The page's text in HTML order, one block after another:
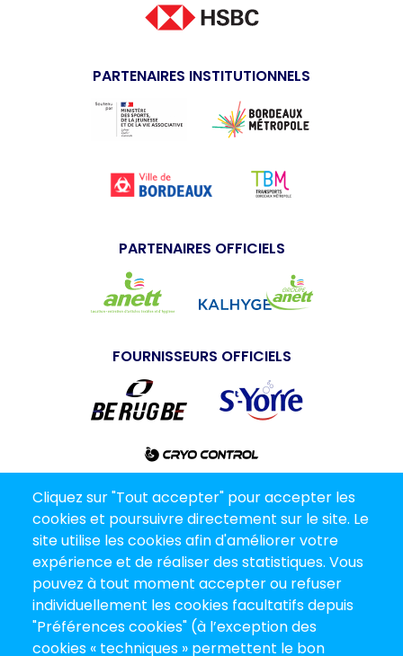
Cliquez sur "Tout accepter" pour accepter les
cookies et poursuivre directement sur le site. Le
site utilise les cookies afin d'améliorer votre
expérience et de réaliser des statistiques. Vous
pouvez à tout moment accepter ou refuser
individuellement les cookies facultatifs depuis
"Préférences cookies" (à l’exception des
cookies « techniques » permettent le bon
PARTENAIRES INSTITUTIONNELS
PARTENAIRES OFFICIELS
FOURNISSEURS OFFICIELS
PARTENAIRES MÉDIAS